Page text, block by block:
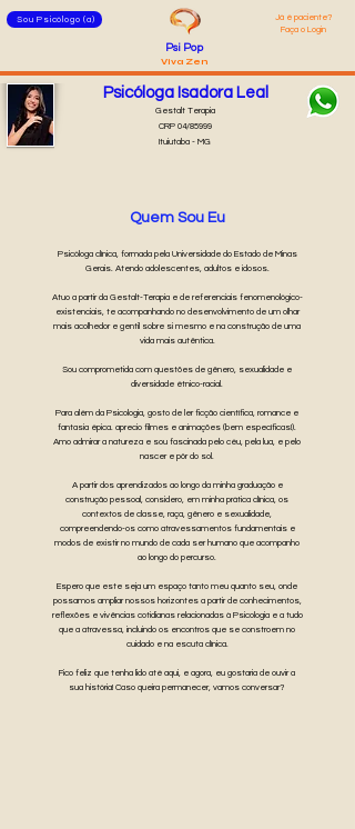
Sou Psicólogo (a) Já é paciente?
Faça o Login
Psi Pop
Viva Zen
Psicóloga Isadora Leal
CRP 04/85999
Ituiutaba - MG
Gestalt Terapia
Quem Sou Eu
Psicóloga clínica, formada pela Universidade do Estado de Minas
Gerais. Atendo adolescentes, adultos e idosos.
Atuo a partir da Gestalt-Terapia e de referenciais fenomenológico-
existenciais, te acompanhando no desenvolvimento de um olhar
mais acolhedor e gentil sobre si mesmo e na construção de uma
vida mais autêntica.
Sou comprometida com questões de gênero, sexualidade e
diversidade étnico-racial.
Para além da Psicologia, gosto de ler ficção científica, romance e
fantasia épica. aprecio filmes e animações (bem específicas!).
Amo admirar a natureza e sou fascinada pelo céu, pela lua, e pelo
nascer e pôr do sol.
A partir dos aprendizados ao longo da minha graduação e
construção pessoal, considero, em minha prática clínica, os
contextos de classe, raça, gênero e sexualidade,
compreendendo-os como atravessamentos fundamentais e
modos de existir no mundo de cada ser humano que acompanho
ao longo do percurso.
Espero que este seja um espaço tanto meu quanto seu, onde
possamos ampliar nossos horizontes a partir de conhecimentos,
reflexões e vivências cotidianas relacionadas à Psicologia e a tudo
que a atravessa, incluindo os encontros que se constroem no
cuidado e na escuta clínica.
Fico feliz que tenha lido até aqui, e agora, eu gostaria de ouvir a
sua história! Caso queira permanecer, vamos conversar?